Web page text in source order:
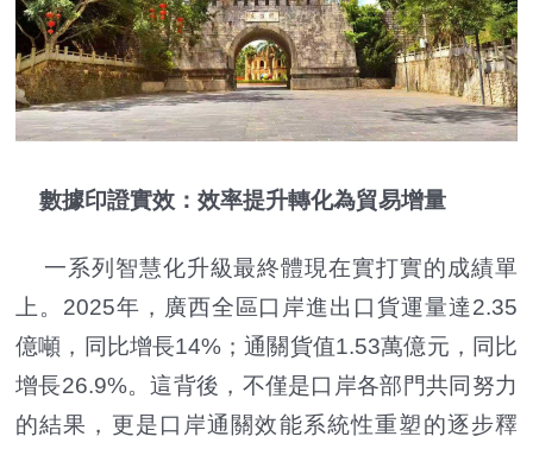
數據印證實效：效率提升轉化為貿易增量
一系列智慧化升級最終體現在實打實的成績單
上。2025年，廣西全區口岸進出口貨運量達2.35
億噸，同比增長14%；通關貨值1.53萬億元，同比
增長26.9%。這背後，不僅是口岸各部門共同努力
的結果，更是口岸通關效能系統性重塑的逐步釋